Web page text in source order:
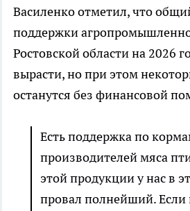
Василенко отметил, что
поддержки
Ростовской области на 2026
вырасти, но при этом
останутся без финансовой
Есть поддержка по
производителей мяса
этой продукции у нас в
провал полнейший. Если